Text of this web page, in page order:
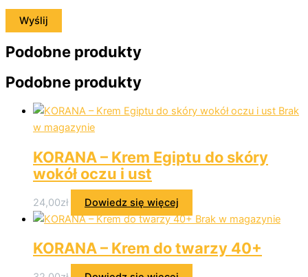
Podobne produkty
Podobne produkty
Brak
w magazynie
KORANA – Krem Egiptu do skóry
wokół oczu i ust
24,00zł
Dowiedz się więcej
Brak w magazynie
KORANA – Krem do twarzy 40+